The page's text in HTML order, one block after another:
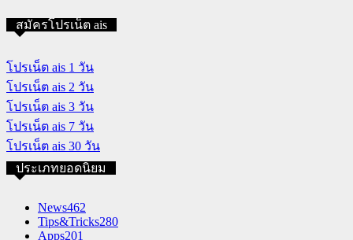
สมัครโปรเน็ต ais
โปรเน็ต ais 1 วัน
โปรเน็ต ais 2 วัน
โปรเน็ต ais 3 วัน
โปรเน็ต ais 7 วัน
โปรเน็ต ais 30 วัน
ประเภทยอดนิยม
News462
Tips&Tricks280
Apps201